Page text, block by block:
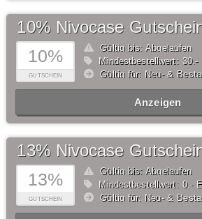
10%
GUTSCHEIN
10% Nivocase
Gültig bis: Abgelaufen
Mindestbestellwert: 30,-
Gültig für: Neu- &
Anzeigen
13%
GUTSCHEIN
13% Nivocase
Gültig bis: Abgelaufen
Mindestbestellwert: 0,-
Gültig für: Neu- &